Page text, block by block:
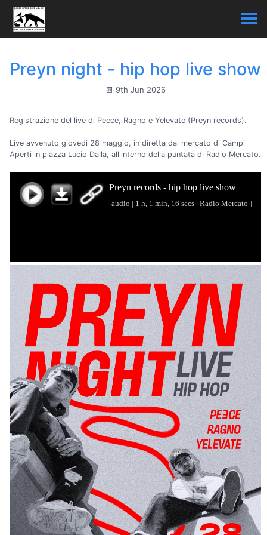
Preyn night - hip hop live show
9th Jun 2026
Registrazione del live di Peece, Ragno e Yelevate (Preyn records).
Live avvenuto giovedì 28 maggio, in diretta dal mercato di Campi
Aperti in piazza Lucio Dalla, all'interno della puntata di Radio Mercato.